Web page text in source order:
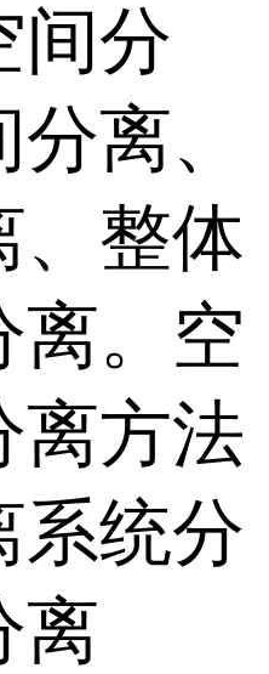
间分
离、
、整体
离。空
离方法
系统分
离